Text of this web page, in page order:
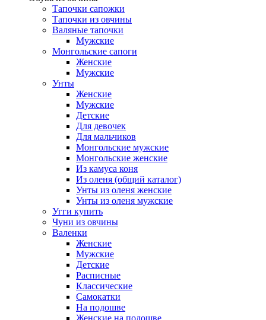
Тапочки сапожки
Тапочки из овчины
Валяные тапочки
Мужские
Монгольские сапоги
Женские
Мужские
Унты
Женские
Мужские
Детские
Для девочек
Для мальчиков
Монгольские мужские
Монгольские женские
Из камуса коня
Из оленя (общий каталог)
Унты из оленя женские
Унты из оленя мужские
Угги купить
Чуни из овчины
Валенки
Женские
Мужские
Детские
Расписные
Классические
Самокатки
На подошве
Женские на подошве